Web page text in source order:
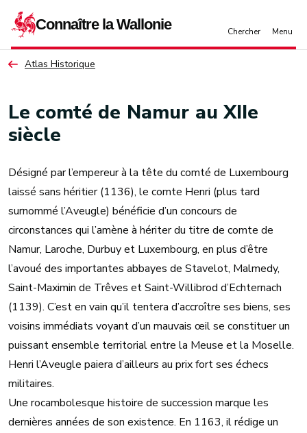
Atlas Historique
Le comté de Namur au XIIe
siècle
Désigné par l’empereur à la tête du comté de Luxembourg
laissé sans héritier (1136), le comte Henri (plus tard
surnommé l’Aveugle) bénéficie d’un concours de
circonstances qui l’amène à hériter du titre de comte de
Namur, Laroche, Durbuy et Luxembourg, en plus d’être
l’avoué des importantes abbayes de Stavelot, Malmedy,
Saint-Maximin de Trêves et Saint-Willibrod d’Echternach
(1139). C’est en vain qu’il tentera d’accroître ses biens, ses
voisins immédiats voyant d’un mauvais œil se constituer un
puissant ensemble territorial entre la Meuse et la Moselle.
Henri l’Aveugle paiera d’ailleurs au prix fort ses échecs
militaires.
Une rocambolesque histoire de succession marque les
dernières années de son existence. En 1163, il rédige un